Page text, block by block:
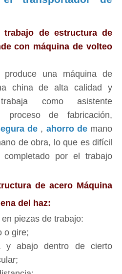
de estructura de
con máquina de volteo
una máquina de
china de alta calidad y
como asistente
proceso de fabricación,
de , ahorro de mano
de obra, lo que es difícil
por el trabajo
de acero Máquina
del haz:
piezas de trabajo:
o gire;
y abajo dentro de cierto